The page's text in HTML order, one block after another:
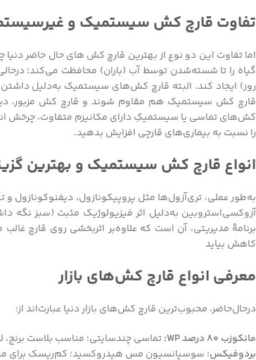
تفاوت قارچ ‌کش سیستمیک و
اما تفاوت این دو نوع از بهترین قارچ کش های حال حاضر
روز) ایجاد کند. البته قارچ کش‌های سیستمیک به‌دلیل
قارچ کش سیستمیک هم مقاوم شوند و قارچ کش مزبور، دیگر
کش‌های تماسی یا سیستمیکِ دارای مکانیزم متفاوت، چرخش
را نسبت به بیماری‌های قارچی افزایش بدهید.
انواع قارچ کش سیستمیک و بهترین
به‌طور عملی، تری‌آزول‌ها مثل پروپیکونازول، دیفنوکونازول
آزوکسی‌استروبین به‌دلیل اثر فیزیولوژیک مثبت (سبز
برنامۀ مدیریتی، آن است که علاوه‌بر اثربخشی روی قارچ
کاهش بیاید
معرفی انواع قارچ کش‌های بازار
درحال‌حاضر، محبوب‌ترین قارچ کش‌های بازار دنیا عبارت‌اند از:
مانکوزب ۸۰ درصد WP:
تماسی چندسایتی؛ مناسب بلاست برنج،
بردوفیکس: سوسپانسیون مس هیدروکسید؛ کم‌ریسک برای